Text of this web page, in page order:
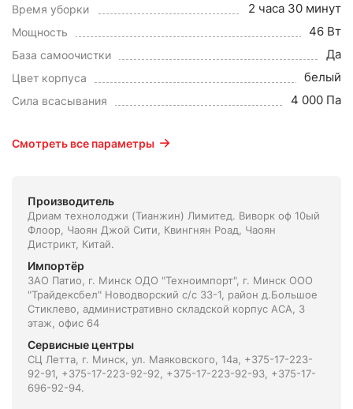
Время уборки 2 часа 30 минут
Мощность 46 Вт
База самоочистки Да
Цвет корпуса белый
Сила всасывания 4 000 Па
Смотреть все параметры
Производитель
Дриам технолоджи (Тианжин) Лимитед. Виворк оф 10ый
Флоор, Чаоян Джой Сити, Квингнян Роад, Чаоян
Дистрикт, Китай.
Импортёр
ЗАО Патио, г. Минск ОДО "Техноимпорт", г. Минск ООО
"Трайдексбел" Новодворский с/с 33-1, район д.Большое
Стиклево, административно складской корпус АСА, 3
этаж, офис 64
Сервисные центры
СЦ Летта, г. Минск, ул. Маяковского, 14а, +375-17-223-
92-91, +375-17-223-92-92, +375-17-223-92-93, +375-17-
696-92-94.